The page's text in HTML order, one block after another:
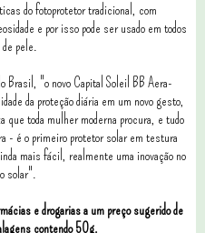
do fotoprotetor tradicional, com
e por isso pode ser usado em todos
pele.
Brasil, "o novo Capital Soleil BB Aera-
da proteção diária em um novo gesto,
toda mulher moderna procura, e tudo
- é o primeiro protetor solar em testura
mais fácil, realmente uma inovação no
solar".
e drogarias a um preço sugerido de
contendo 50g.